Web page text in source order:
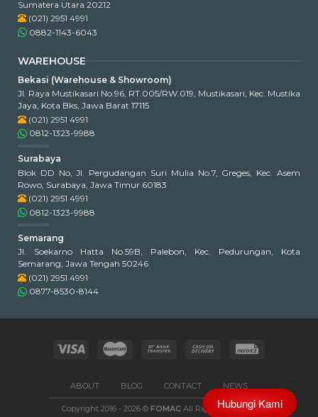
Sumatera Utara 20212
(021) 2951 4991
0882-1143-6043
WAREHOUSE
Bekasi (Warehouse & Showroom)
Jl. Raya Mustikasari No.96, RT.005/RW.019, Mustikasari, Kec. Mustika
Jaya, Kota Bks, Jawa Barat 17115
(021) 2951 4991
0812-1323-9988
Surabaya
Blok DD No, Jl. Pergudangan Suri Mulia No.7, Greges, Kec. Asem
Rowo, Surabaya, Jawa Timur 60183
(021) 2951 4991
0812-1323-9988
Semarang
Jl. Soekarno Hatta No.59B, Palebon, Kec. Pedurungan, Kota
Semarang, Jawa Tengah 50246
(021) 2951 4991
0877-8530-8144
ABOUT BLOG CONTACT NEWS
Copyright 2016 - 2026 © FOMAC All Rights Reserved
Hubungi Kami